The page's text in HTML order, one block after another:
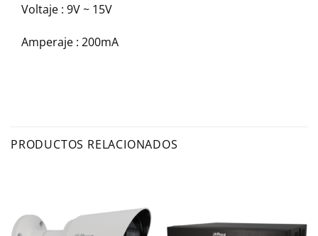
Voltaje : 9V ~ 15V
Amperaje : 200mA
PRODUCTOS RELACIONADOS